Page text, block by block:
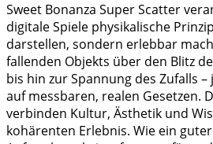
Sweet Bonanza Super Scatter
digitale Spiele physikalische
darstellen, sondern erlebbar
fallenden Objekts über den Blitz
bis hin zur Spannung des Zufalls
auf messbaren, realen Gesetzen.
verbinden Kultur, Ästhetik und
kohärenten Erlebnis. Wie ein